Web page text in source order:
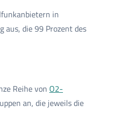
in
aus, die 99 Prozent des
Reihe von O2-
an, die jeweils die